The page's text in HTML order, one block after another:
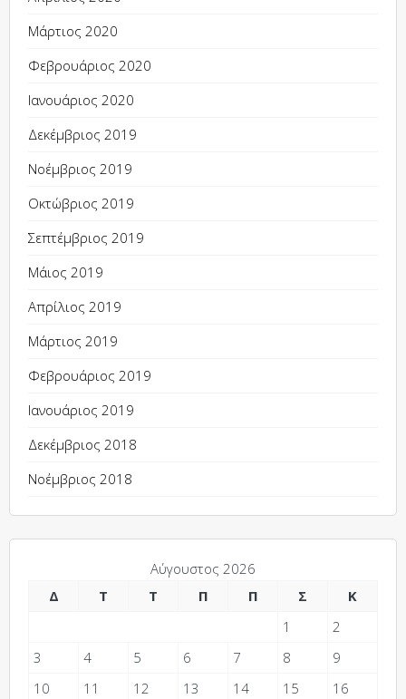
Μάρτιος 2020
Φεβρουάριος 2020
Ιανουάριος 2020
Δεκέμβριος 2019
Νοέμβριος 2019
Οκτώβριος 2019
Σεπτέμβριος 2019
Μάιος 2019
Απρίλιος 2019
Μάρτιος 2019
Φεβρουάριος 2019
Ιανουάριος 2019
Δεκέμβριος 2018
Νοέμβριος 2018
Αύγουστος 2026
Δ
Τ Τ Π Π Σ
Κ
1
2
3
4 5 6 7 8
9
10
11 12 13 14 15
16